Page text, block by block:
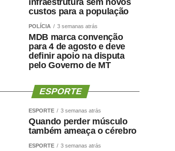
infraestrutura sem novos
custos para a população
POLÍCIA 3 semanas atrás
MDB marca convenção
para 4 de agosto e deve
definir apoio na disputa
pelo Governo de MT
ESPORTE
ESPORTE 3 semanas atrás
Quando perder músculo
também ameaça o cérebro
ESPORTE 3 semanas atrás